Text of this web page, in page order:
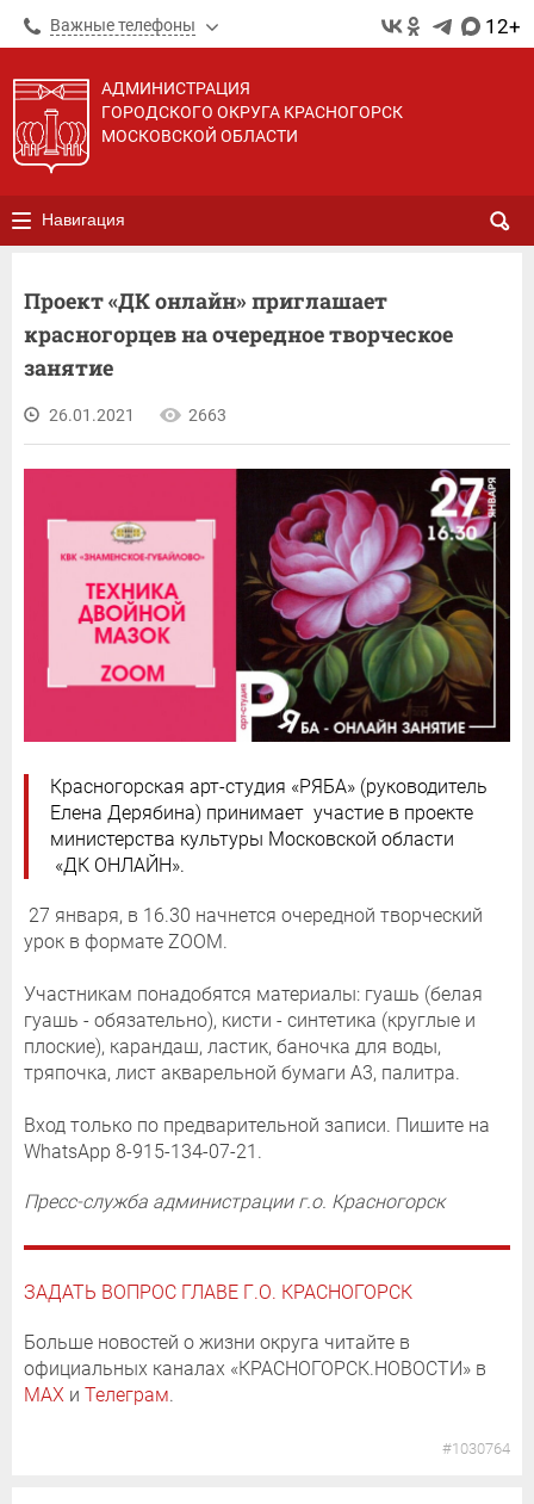
Важные телефоны 12+
АДМИНИСТРАЦИЯ
ГОРОДСКОГО ОКРУГА КРАСНОГОРСК
МОСКОВСКОЙ ОБЛАСТИ
Навигация
Проект «ДК онлайн» приглашает
красногорцев на очередное творческое
занятие
26.01.2021 2663
Красногорская арт-студия «РЯБА» (руководитель
Елена Дерябина) принимает участие в проекте
министерства культуры Московской области
«ДК ОНЛАЙН».
27 января, в 16.30 начнется очередной творческий
урок в формате ZOOM.
Участникам понадобятся материалы: гуашь (белая
гуашь - обязательно), кисти - синтетика (круглые и
плоские), карандаш, ластик, баночка для воды,
тряпочка, лист акварельной бумаги А3, палитра.
Вход только по предварительной записи. Пишите на
WhatsApp 8-915-134-07-21.
Пресс-служба администрации г.о. Красногорск
ЗАДАТЬ ВОПРОС ГЛАВЕ Г.О. КРАСНОГОРСК
Больше новостей о жизни округа читайте в
официальных каналах «КРАСНОГОРСК.НОВОСТИ» в
MAX и Телеграм.
#1030764